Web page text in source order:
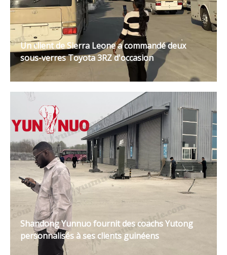
Un client de Sierra Leone a commandé deux
sous-verres Toyota 3RZ d'occasion
Shandong Yunnuo fournit des coachs Yutong
personnalisés à ses clients guinéens